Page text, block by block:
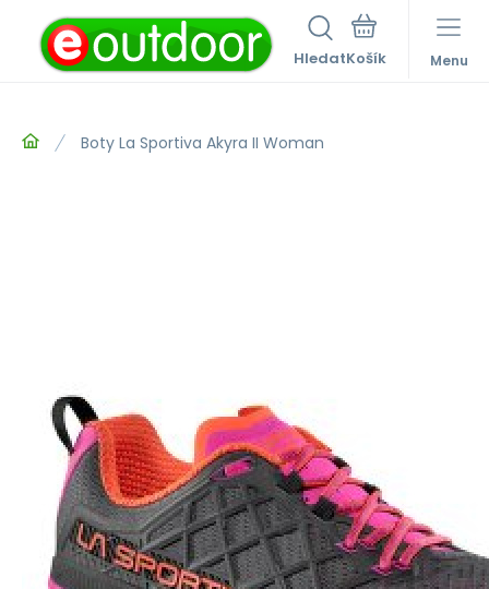
Hledat Menu
Boty La Sportiva Akyra II Woman